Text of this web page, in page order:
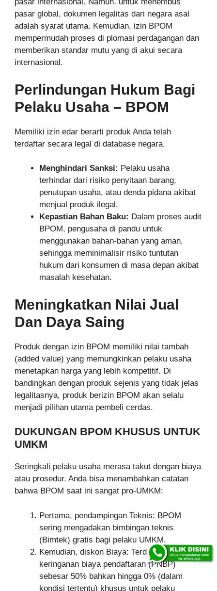
pasar global, dokumen legalitas dari negara asal
adalah syarat utama. Kemudian, izin BPOM
mempermudah proses di plomasi perdagangan dan
memberikan standar mutu yang di akui secara
internasional.
Perlindungan Hukum Bagi
Pelaku Usaha – BPOM
Memiliki izin edar berarti produk Anda telah
terdaftar secara legal di database negara.
Menghindari Sanksi: Pelaku usaha
terhindar dari risiko penyitaan barang,
penutupan usaha, atau denda pidana akibat
menjual produk ilegal.
Kepastian Bahan Baku: Dalam proses audit
BPOM, pengusaha di pandu untuk
menggunakan bahan-bahan yang aman,
sehingga meminimalisir risiko tuntutan
hukum dari konsumen di masa depan akibat
masalah kesehatan.
Meningkatkan Nilai Jual
Dan Daya Saing
Produk dengan izin BPOM memiliki nilai tambah
(added value) yang memungkinkan pelaku usaha
menetapkan harga yang lebih kompetitif. Di
bandingkan dengan produk sejenis yang tidak jelas
legalitasnya, produk berizin BPOM akan selalu
menjadi pilihan utama pembeli cerdas.
DUKUNGAN BPOM KHUSUS UNTUK
UMKM
Seringkali pelaku usaha merasa takut dengan biaya
atau prosedur. Anda bisa menambahkan catatan
bahwa BPOM saat ini sangat pro-UMKM:
Pertama, pendampingan Teknis: BPOM
sering mengadakan bimbingan teknis
(Bimtek) gratis bagi pelaku UMKM.
Kemudian, diskon Biaya: Terdapat kebijakan
keringanan biaya pendaftaran (PNBP)
sebesar 50% bahkan hingga 0% (dalam
kondisi tertentu) khusus untuk pelaku